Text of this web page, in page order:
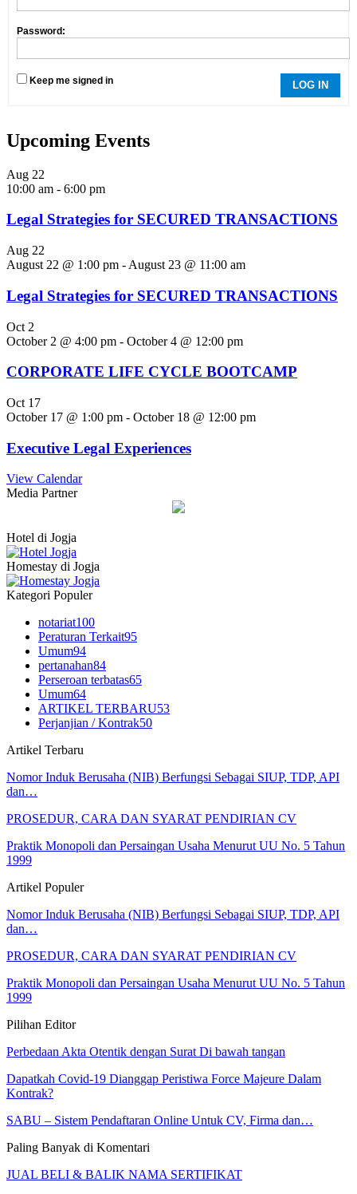
Password:
Keep me signed in LOG IN
Upcoming Events
Aug 22
10:00 am - 6:00 pm
Legal Strategies for SECURED TRANSACTIONS
Aug 22
August 22 @ 1:00 pm - August 23 @ 11:00 am
Legal Strategies for SECURED TRANSACTIONS
Oct 2
October 2 @ 4:00 pm - October 4 @ 12:00 pm
CORPORATE LIFE CYCLE BOOTCAMP
Oct 17
October 17 @ 1:00 pm - October 18 @ 12:00 pm
Executive Legal Experiences
View Calendar
Media Partner
Hotel di Jogja
Homestay di Jogja
Kategori Populer
notariat100
Peraturan Terkait95
Umum94
pertanahan84
Perseroan terbatas65
Umum64
ARTIKEL TERBARU53
Perjanjian / Kontrak50
Artikel Terbaru
Nomor Induk Berusaha (NIB) Berfungsi Sebagai SIUP, TDP, API
dan…
PROSEDUR, CARA DAN SYARAT PENDIRIAN CV
Praktik Monopoli dan Persaingan Usaha Menurut UU No. 5 Tahun
1999
Artikel Populer
Nomor Induk Berusaha (NIB) Berfungsi Sebagai SIUP, TDP, API
dan…
PROSEDUR, CARA DAN SYARAT PENDIRIAN CV
Praktik Monopoli dan Persaingan Usaha Menurut UU No. 5 Tahun
1999
Pilihan Editor
Perbedaan Akta Otentik dengan Surat Di bawah tangan
Dapatkah Covid-19 Dianggap Peristiwa Force Majeure Dalam
Kontrak?
SABU – Sistem Pendaftaran Online Untuk CV, Firma dan…
Paling Banyak di Komentari
JUAL BELI & BALIK NAMA SERTIFIKAT